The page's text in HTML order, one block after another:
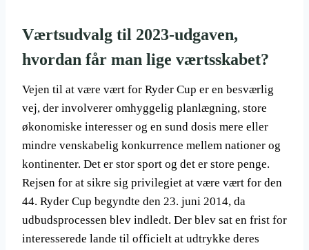
Værtsudvalg til 2023-udgaven,
hvordan får man lige værtsskabet?
Vejen til at være vært for Ryder Cup er en besværlig
vej, der involverer omhyggelig planlægning, store
økonomiske interesser og en sund dosis mere eller
mindre venskabelig konkurrence mellem nationer og
kontinenter. Det er stor sport og det er store penge.
Rejsen for at sikre sig privilegiet at være vært for den
44. Ryder Cup begyndte den 23. juni 2014, da
udbudsprocessen blev indledt. Der blev sat en frist for
interesserede lande til officielt at udtrykke deres